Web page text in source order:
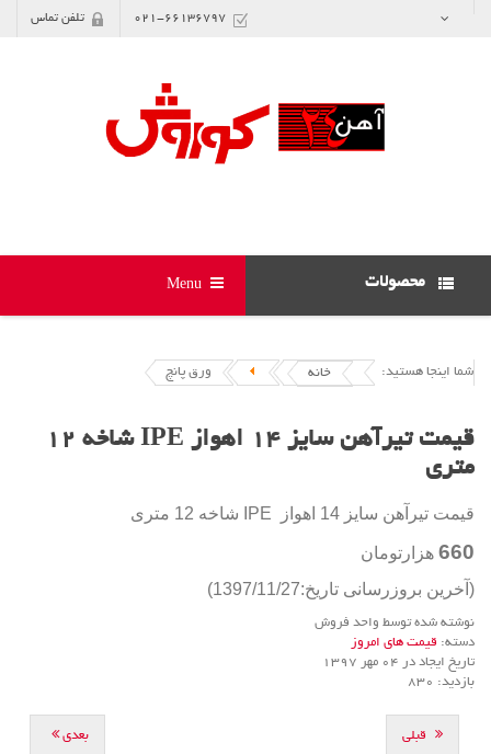
021-66136797 تلفن تماس
محصولات
شما اینجا هستید: خانه ورق پانچ
قیمت تیرآهن سایز 14 اهواز IPE شاخه 12
متری
قیمت تیرآهن سایز 14 اهواز IPE شاخه 12 متری
660 هزارتومان
(آخرین بروزرسانی تاریخ:1397/11/27)
نوشته شده توسط واحد فروش
دسته: قیمت های امروز
تاریخ ایجاد در 04 مهر 1397
بازدید: 830
قبلی بعدی